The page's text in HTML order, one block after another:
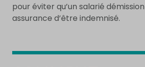
pour éviter qu’un salarié
assurance d’être indemnisé.